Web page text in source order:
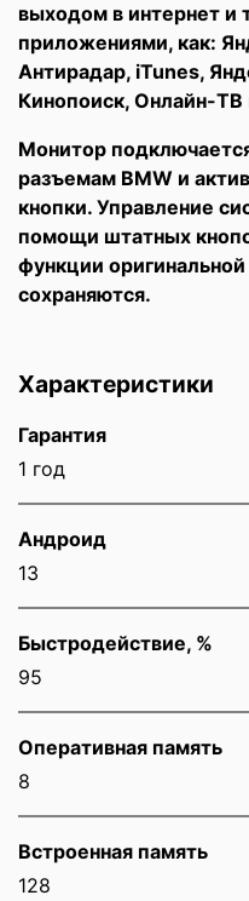
выходом в интернет и
приложениями, как:
Антирадар, iTunes,
Кинопоиск, Онлайн-ТВ
Монитор
разъемам BMW и
кнопки. Управление
помощи штатных
функции
сохраняются.
Характеристики
Гарантия
1 год
Андроид
13
Быстродействие, %
95
Оперативная память
8
Встроенная память
128